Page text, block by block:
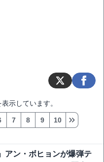
示しています。
7 8 9 10
アン・ボヒョンが爆弾テ